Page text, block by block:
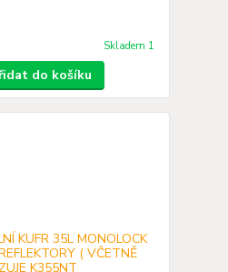
Skladem 1
do košíku